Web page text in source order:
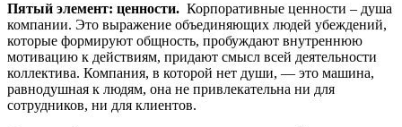
Пятый элемент: ценности. Корпоративные ценности – душа
компании. Это выражение объединяющих людей убеждений,
которые формируют общность, пробуждают внутреннюю
мотивацию к действиям, придают смысл всей деятельности
коллектива. Компания, в которой нет души, — это машина,
равнодушная к людям, она не привлекательна ни для
сотрудников, ни для клиентов.